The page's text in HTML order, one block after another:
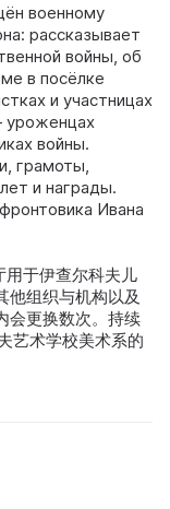
военному
рассказывает
войны, об
в посёлке
и участницах
уроженцах
войны.
грамоты,
и награды.
Ивана
于伊查尔科夫儿
他组织与机构以及
会更换数次。持续
艺术学校美术系的